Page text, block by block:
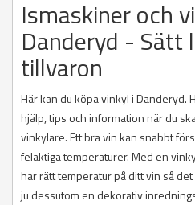
Ismaskiner och
Danderyd - Sätt
tillvaron
Här kan du köpa vinkyl i Danderyd.
hjälp, tips och information när du
vinkylare. Ett bra vin kan snabbt
felaktiga temperaturer. Med en
har rätt temperatur på ditt vin så
ju dessutom en dekorativ